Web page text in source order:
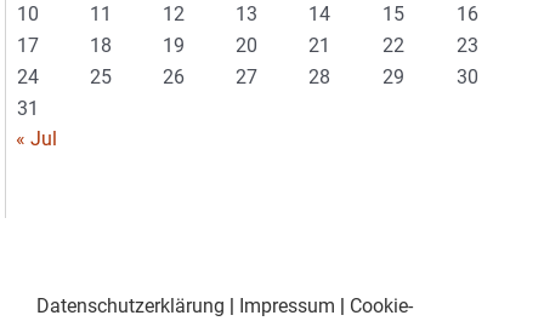
10
11 12 13 14 15
16
17
18 19 20 21 22
23
24
25 26 27 28 29
30
31
« Jul
Datenschutzerklärung | Impressum | Cookie-